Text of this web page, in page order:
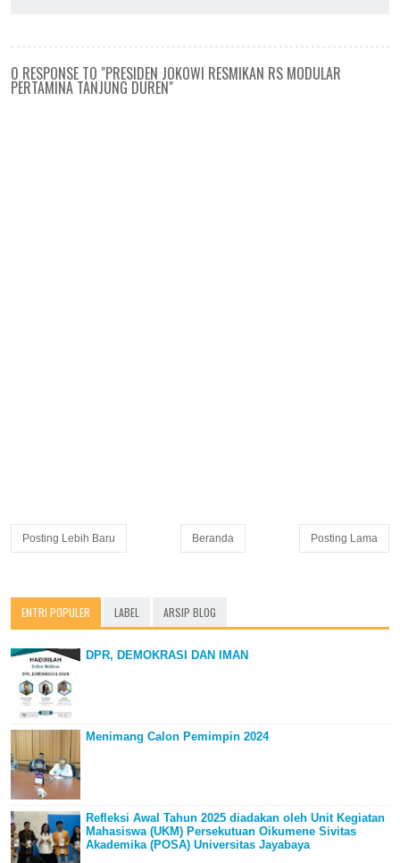
0 RESPONSE TO "PRESIDEN JOKOWI RESMIKAN RS MODULAR
PERTAMINA TANJUNG DUREN"
Posting Lebih Baru Posting Lama
Beranda
ENTRI POPULER LABEL ARSIP BLOG
DPR, DEMOKRASI DAN IMAN
Menimang Calon Pemimpin 2024
Refleksi Awal Tahun 2025 diadakan oleh Unit Kegiatan
Mahasiswa (UKM) Persekutuan Oikumene Sivitas
Akademika (POSA) Universitas Jayabaya